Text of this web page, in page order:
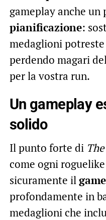
gameplay anche un
pianificazione:
medaglioni
perdendo magari
per la vostra run.
Un gameplay
solido
Il punto forte di
come ogni
sicuramente il
profondamente in
medaglioni che